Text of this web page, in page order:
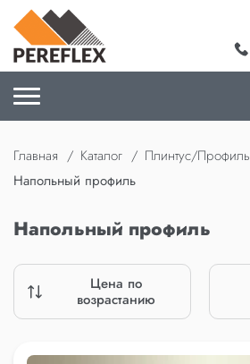
Главная Каталог
Плинтус/Профиль
Напольный профиль
Напольный профиль
Цена по
возрастанию